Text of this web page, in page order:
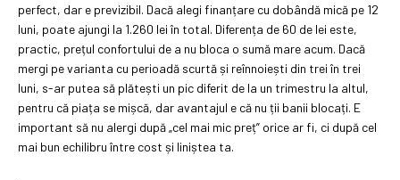
perfect, dar e previzibil. Dacă alegi finanțare cu dobândă mică pe 12
luni, poate ajungi la 1.260 lei în total. Diferența de 60 de lei este,
practic, prețul confortului de a nu bloca o sumă mare acum. Dacă
mergi pe varianta cu perioadă scurtă și reînnoiești din trei în trei
luni, s-ar putea să plătești un pic diferit de la un trimestru la altul,
pentru că piața se mișcă, dar avantajul e că nu ții banii blocați. E
important să nu alergi după „cel mai mic preț” orice ar fi, ci după cel
mai bun echilibru între cost și liniștea ta.